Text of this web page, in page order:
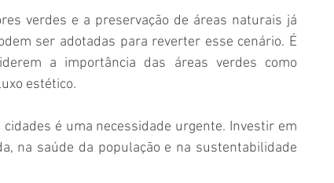
verdes e a preservação de áreas naturais já
ser adotadas para reverter esse cenário. É
a importância das áreas verdes como
estético.
é uma necessidade urgente. Investir em
na saúde da população e na sustentabilidade